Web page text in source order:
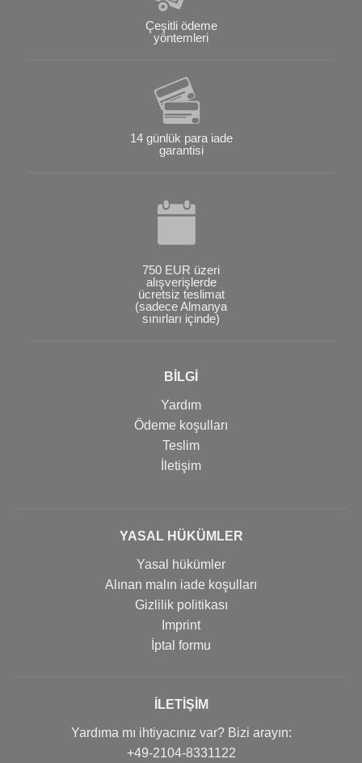
Çeşitli ödeme
yöntemleri
14 günlük para iade
garantisi
750 EUR üzeri
alışverişlerde
ücretsiz teslimat
(sadece Almanya
sınırları içinde)
BİLGİ
Yardım
Ödeme koşulları
Teslim
İletişim
YASAL HÜKÜMLER
Yasal hükümler
Alınan malın iade koşulları
Gizlilik politikası
Imprint
İptal formu
İLETIŞIM
Yardıma mı ihtiyacınız var? Bizi arayın:
+49-2104-8331122